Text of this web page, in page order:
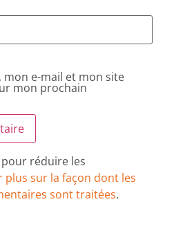
e-mail et mon site
mon prochain
réduire les
plus sur la façon dont les
sont traitées.